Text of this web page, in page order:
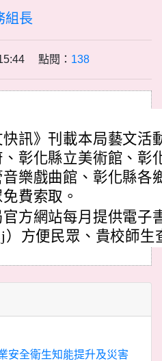
組長
點閱： 138
快訊》刊載本局藝文活
彰化縣立美術館、彰
樂戲曲館、彰化縣各
費索取。
方網站每月提供電子
）方便民眾、貴校師生
安全衛生知能提升及災害